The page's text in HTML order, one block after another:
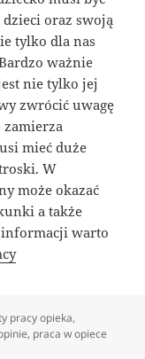
oraz swoją
tylko dla nas
ważnie
nie tylko jej
zwrócić uwagę
zamierza
mieć duże
W
może okazać
a także
informacji warto
pracy opieka,
, praca w opiece